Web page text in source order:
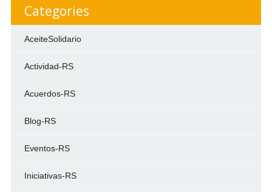
Categories
AceiteSolidario
Actividad-RS
Acuerdos-RS
Blog-RS
Eventos-RS
Iniciativas-RS